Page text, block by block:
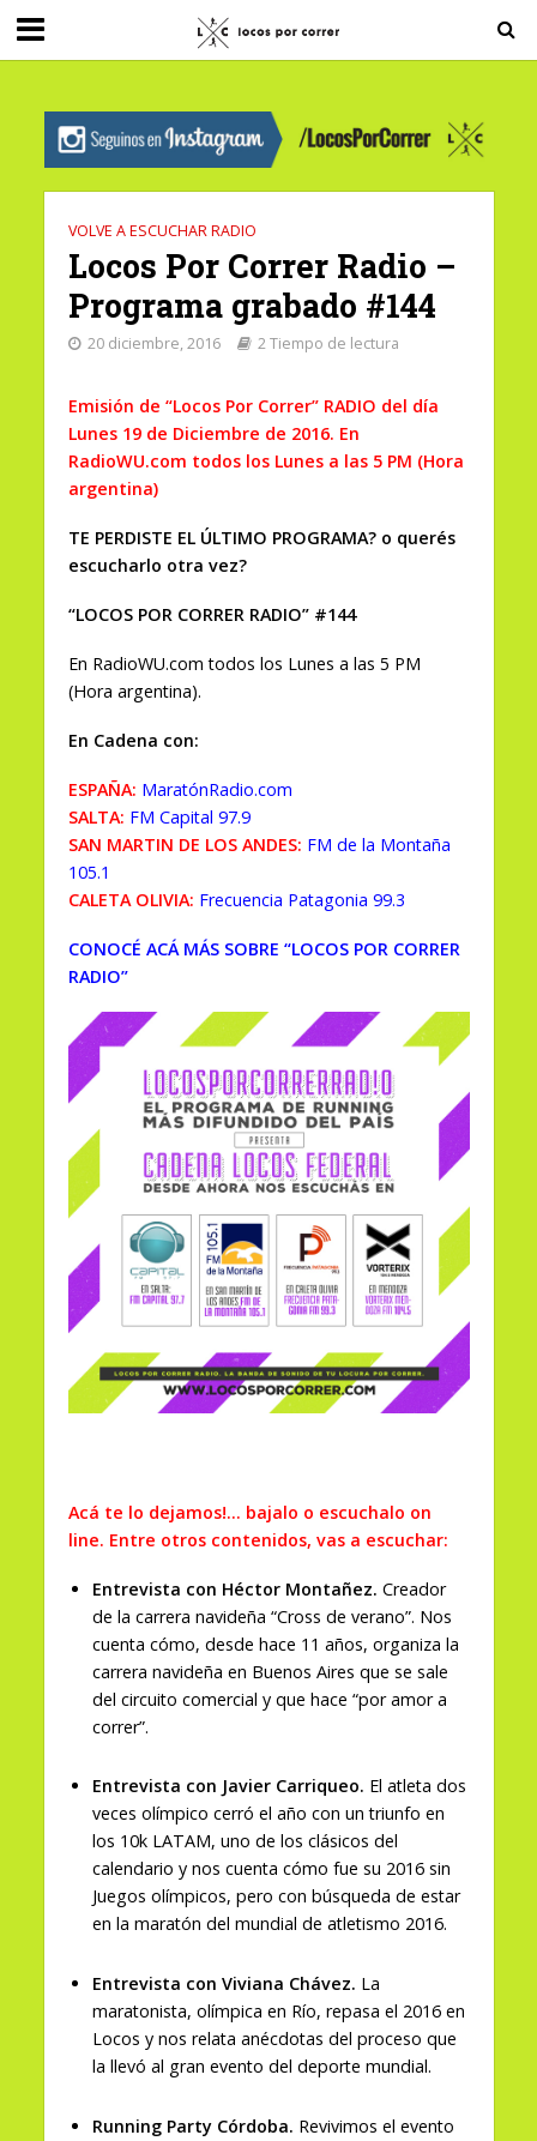
G-0X2PD3RFLV
VOLVE A ESCUCHAR RADIO
Locos Por Correr Radio –
Programa grabado #144
20 diciembre, 2016 2 Tiempo de lectura
Emisión de “Locos Por Correr” RADIO del día
Lunes 19 de Diciembre de 2016. En
RadioWU.com todos los Lunes a las 5 PM (Hora
argentina)
TE PERDISTE EL ÚLTIMO PROGRAMA? o querés
escucharlo otra vez?
“LOCOS POR CORRER RADIO” #144
En RadioWU.com todos los Lunes a las 5 PM
(Hora argentina).
En Cadena con:
ESPAÑA: MaratónRadio.com
SALTA: FM Capital 97.9
SAN MARTIN DE LOS ANDES: FM de la Montaña
105.1
CALETA OLIVIA: Frecuencia Patagonia 99.3
CONOCÉ ACÁ MÁS SOBRE “LOCOS POR CORRER
RADIO”
Acá te lo dejamos!… bajalo o escuchalo on
line. Entre otros contenidos, vas a escuchar:
Entrevista con Héctor Montañez. Creador
de la carrera navideña “Cross de verano”. Nos
cuenta cómo, desde hace 11 años, organiza la
carrera navideña en Buenos Aires que se sale
del circuito comercial y que hace “por amor a
correr”.
Entrevista con Javier Carriqueo. El atleta dos
veces olímpico cerró el año con un triunfo en
los 10k LATAM, uno de los clásicos del
calendario y nos cuenta cómo fue su 2016 sin
Juegos olímpicos, pero con búsqueda de estar
en la maratón del mundial de atletismo 2016.
Entrevista con Viviana Chávez. La
maratonista, olímpica en Río, repasa el 2016 en
Locos y nos relata anécdotas del proceso que
la llevó al gran evento del deporte mundial.
Running Party Córdoba. Revivimos el evento